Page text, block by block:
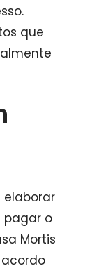
que
elaborar
pagar o
Mortis
acordo